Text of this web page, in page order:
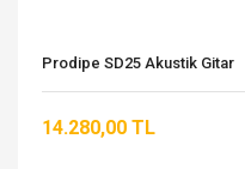
Prodipe SD25 Akustik Gitar
14.280,00 TL